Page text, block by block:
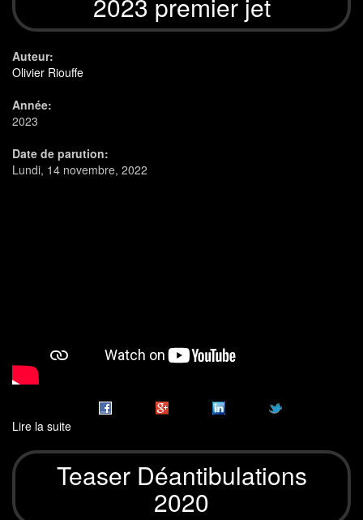
2023 premier jet
Auteur:
Olivier Riouffe
Année:
2023
Date de parution:
Lundi, 14 novembre, 2022
Lire la suite
déantibulations
2023
premier
Teaser Déantibulations
2020